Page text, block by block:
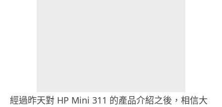
經過昨天對 HP Mini 311 的產品介紹之後，相信大